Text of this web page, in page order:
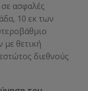
ασφαλές
10 εκ των
θετική
διεθνούς